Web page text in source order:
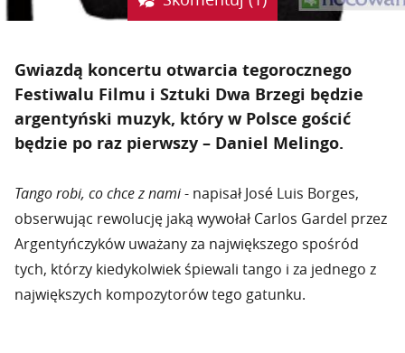
Gwiazdą koncertu otwarcia tegorocznego
Festiwalu Filmu i Sztuki Dwa Brzegi będzie
argentyński muzyk, który w Polsce gościć
będzie po raz pierwszy – Daniel Melingo.
Tango robi, co chce z nami- napisał José Luis Borges,
obserwując rewolucję jaką wywołał Carlos Gardel przez
Argentyńczyków uważany za największego spośród
tych, którzy kiedykolwiek śpiewali tango i za jednego z
największych kompozytorów tego gatunku.